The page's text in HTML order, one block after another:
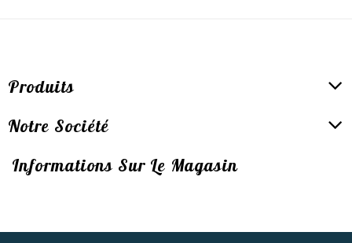
Produits
Notre Société
Informations Sur Le Magasin